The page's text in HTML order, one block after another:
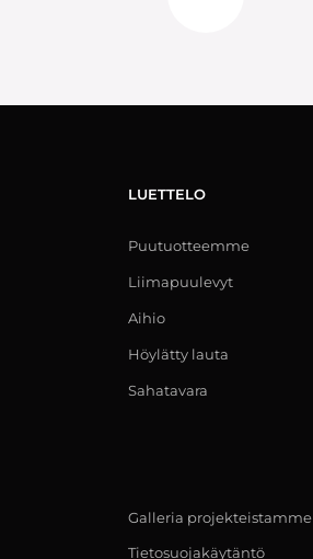
LUETTELO
Puutuotteemme
Liimapuulevyt
Aihio
Höylätty lauta
Sahatavara
Galleria projekteistamme
Tietosuojakäytäntö